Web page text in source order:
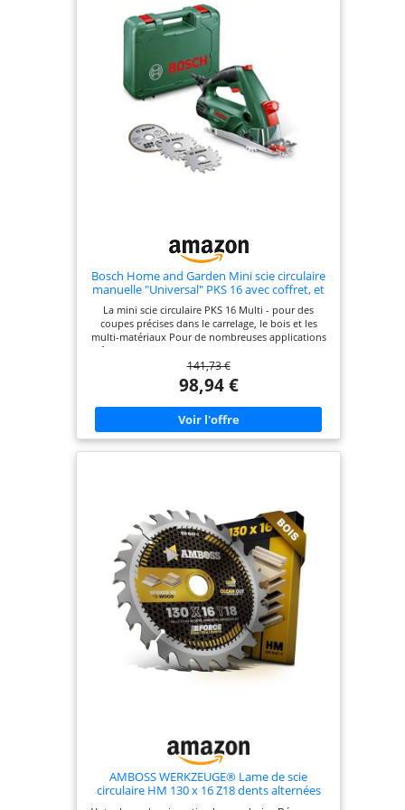
Bosch Home and Garden Mini scie circulaire
manuelle "Universal" PKS 16 avec coffret, et
3 lames 06033B3000 Vert 35,6 cm
La mini scie circulaire PKS 16 Multi - pour des
coupes précises dans le carrelage, le bois et les
multi-matériaux Pour de nombreuses applications
grâce aux trois lames de scie incluses, par exemple
pour les profilés en stratifié, en plastique ou en
cuivre. Coupes plongeantes précises facilement et
en toute sécurité grâce à la lame de scie abaissable
Travaillez sans poussière grâce à l'adaptateur
d'aspirateur amovible Livré avec : PKS 16, 1x lame
de scie de précision, 1x lame de scie spéciale, 1x
lame de scie diamantée céramique, coffret
141,73 €
98,94 €
AMBOSS WERKZEUGE® Lame de scie
circulaire HM 130 x 16 Z18 dents alternées
pour bois Compatible avec Bosch PKS 14,4